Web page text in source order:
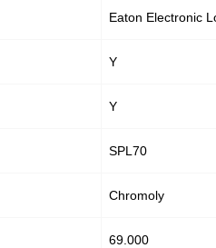
Eaton Electronic
Y
Y
SPL70
Chromoly
69.000